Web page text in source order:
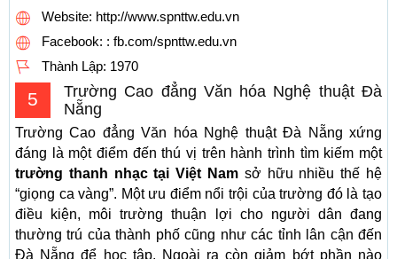
Website: http://www.spnttw.edu.vn
Facebook: : fb.com/spnttw.edu.vn
Thành Lập: 1970
5
Trường Cao đẳng Văn hóa Nghệ thuật Đà
Nẵng
Trường Cao đẳng Văn hóa Nghệ thuật Đà Nẵng xứng
đáng là một điểm đến thú vị trên hành trình tìm kiếm một
trường thanh nhạc tại Việt Nam sở hữu nhiều thế hệ
“giọng ca vàng”. Một ưu điểm nổi trội của trường đó là tạo
điều kiện, môi trường thuận lợi cho người dân đang
thường trú của thành phố cũng như các tỉnh lân cận đến
Đà Nẵng để học tập. Ngoài ra còn giảm bớt phần nào